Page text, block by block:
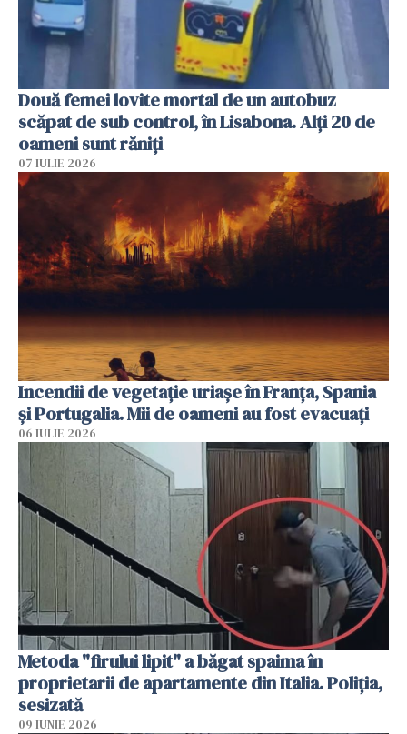
Două femei lovite mortal de un autobuz
scăpat de sub control, în Lisabona. Alți 20 de
oameni sunt răniți
07 IULIE 2026
Incendii de vegetație uriașe în Franța, Spania
și Portugalia. Mii de oameni au fost evacuați
06 IULIE 2026
Metoda "firului lipit" a băgat spaima în
proprietarii de apartamente din Italia. Poliția,
sesizată
09 IUNIE 2026